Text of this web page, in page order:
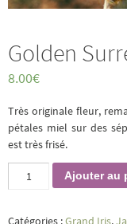
Golden
8.00€
Très originale fleur,
pétales miel sur des
est très frisé.
quantité
de
Surrey
Ajouter au
Catégories :Grand Iris,